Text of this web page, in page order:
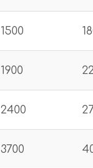
1500
1900
2400
3700